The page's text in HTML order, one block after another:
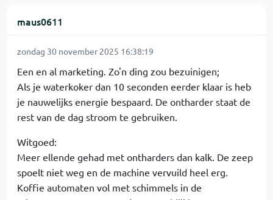
maus0611
zondag 30 november 2025 16:38:19
Een en al marketing. Zo'n ding zou bezuinigen;
Als je waterkoker dan 10 seconden eerder klaar is heb
je nauwelijks energie bespaard. De ontharder staat de
rest van de dag stroom te gebruiken.
Witgoed:
Meer ellende gehad met ontharders dan kalk. De zeep
spoelt niet weg en de machine vervuild heel erg.
Koffie automaten vol met schimmels in de